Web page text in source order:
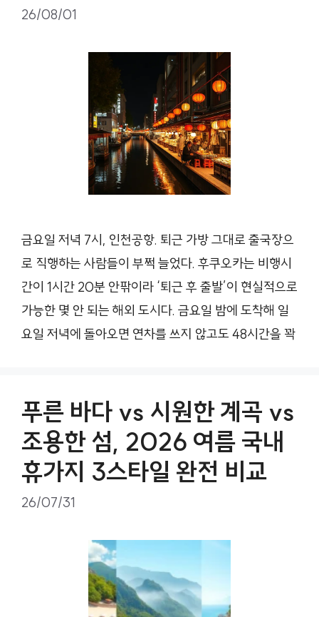
26/08/01
금요일 저녁 7시, 인천공항. 퇴근 가방 그대로 출국장으
로 직행하는 사람들이 부쩍 늘었다. 후쿠오카는 비행시
간이 1시간 20분 안팎이라 ‘퇴근 후 출발’이 현실적으로
가능한 몇 안 되는 해외 도시다. 금요일 밤에 도착해 일
요일 저녁에 돌아오면 연차를 쓰지 않고도 48시간을 꽉
푸른 바다 vs 시원한 계곡 vs
조용한 섬, 2026 여름 국내
휴가지 3스타일 완전 비교
26/07/31